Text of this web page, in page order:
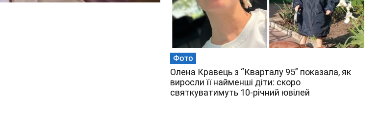
Фото
Олена Кравець з “Кварталу 95” показала, як
виросли її найменші діти: скоро
святкуватимуть 10-річний ювілей